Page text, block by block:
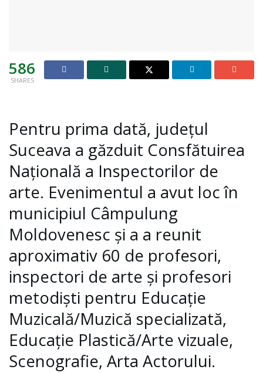
586
SHARES
Pentru prima dată, județul
Suceava a găzduit Consfătuirea
Națională a Inspectorilor de
arte. Evenimentul a avut loc în
municipiul Câmpulung
Moldovenesc și a a reunit
aproximativ 60 de profesori,
inspectori de arte și profesori
metodiști pentru Educație
Muzicală/Muzică specializată,
Educație Plastică/Arte vizuale,
Scenografie, Arta Actorului.